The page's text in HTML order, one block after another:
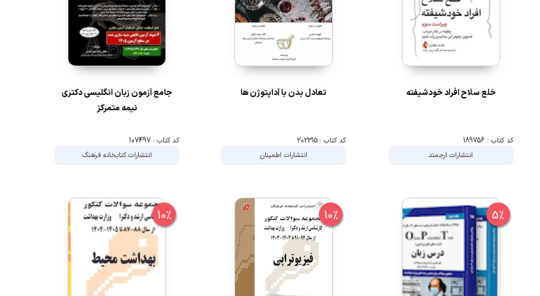
خلع سلاح افراد خودشیفته
کد کتاب : 189756
انتشارات ارجمند
تعادل بدن با آداپتوژن ها
کد کتاب : 202315
انتشارات اطمینان
جامع آزمون زبان انگلیسی دکتری
نیمه متمرکز
کد کتاب : 107497
انتشارات کتابخانه فرهنگ
5%
10%
10%